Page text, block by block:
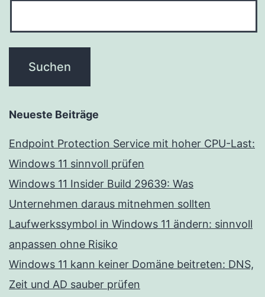
Neueste Beiträge
Endpoint Protection Service mit hoher CPU-Last:
Windows 11 sinnvoll prüfen
Windows 11 Insider Build 29639: Was
Unternehmen daraus mitnehmen sollten
Laufwerkssymbol in Windows 11 ändern: sinnvoll
anpassen ohne Risiko
Windows 11 kann keiner Domäne beitreten: DNS,
Zeit und AD sauber prüfen